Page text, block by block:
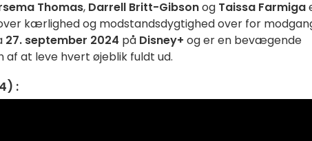
Thomas, Darrell Britt-Gibsonog Taissa Farmiga
kærlighed og modstandsdygtighed over for
27. september 2024 på Disney+ og er en bevægende
af at leve hvert øjeblik fuldt ud.
: